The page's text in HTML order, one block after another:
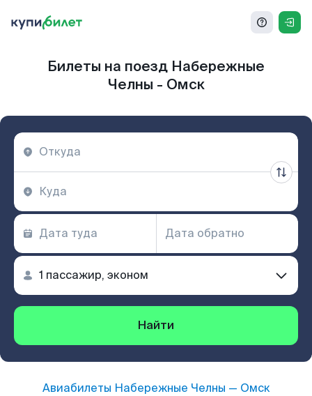
Билеты на поезд Набережные
Челны - Омск
Найти
Авиабилеты Набережные Челны — Омск